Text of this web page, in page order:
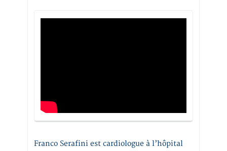
Franco Serafini est cardiologue à l’hôpital